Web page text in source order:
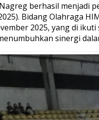
berhasil menjadi
Bidang Olahraga
2025, yang di
sinergi